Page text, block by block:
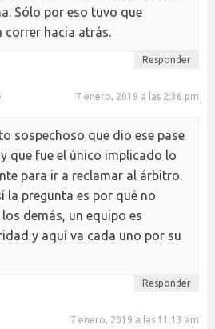
Sólo por eso tuvo que
correr hacia atrás.
Responder
7 enero, 2019 a las 2:36 pm
sospechoso que dio ese pase
que fue el único implicado lo
para ir a reclamar al árbitro.
la pregunta es por qué no
demás, un equipo es
y aquí va cada uno por su
Responder
7 enero, 2019 a las 11:13 am